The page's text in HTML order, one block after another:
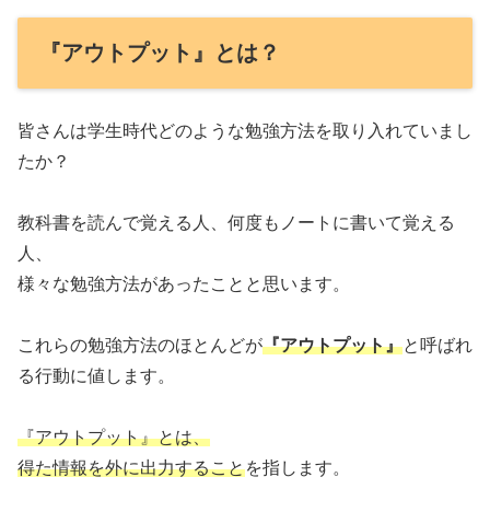
『アウトプット』とは？
皆さんは学生時代どのような勉強方法を取り入れていまし
たか？
教科書を読んで覚える人、何度もノートに書いて覚える
人、
様々な勉強方法があったことと思います。
これらの勉強方法のほとんどが『アウトプット』と呼ばれ
る行動に値します。
『アウトプット』とは、
得た情報を外に出力することを指します。